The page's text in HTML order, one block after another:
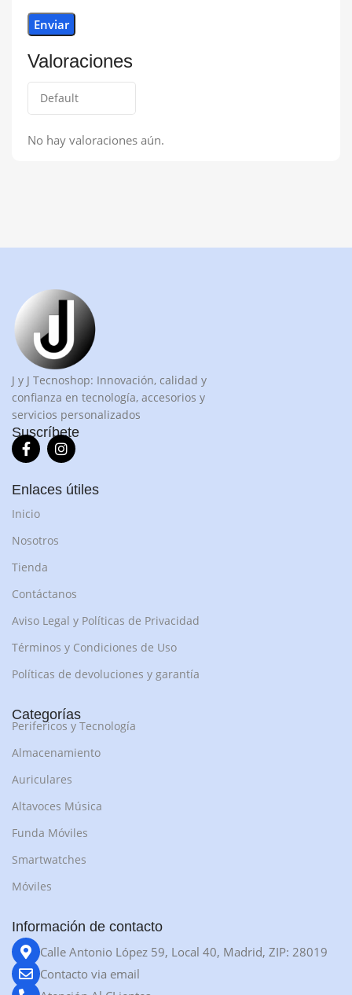
Valoraciones
No hay valoraciones aún.
J y J Tecnoshop: Innovación, calidad y
confianza en tecnología, accesorios y
servicios personalizados
Suscríbete
Enlaces útiles
Inicio
Nosotros
Tienda
Contáctanos
Aviso Legal y Políticas de Privacidad
Términos y Condiciones de Uso
Políticas de devoluciones y garantía
Categorías
Perifericos y Tecnología
Almacenamiento
Auriculares
Altavoces Música
Funda Móviles
Smartwatches
Móviles
Información de contacto
Calle Antonio López 59, Local 40, Madrid, ZIP: 28019
Contacto via email